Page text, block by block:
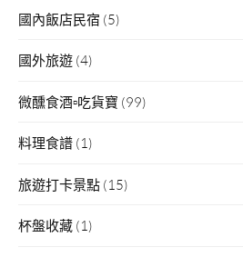
國內飯店民宿 (5)
國外旅遊 (4)
微醺食酒▫吃貨寶 (99)
料理食譜 (1)
旅遊打卡景點 (15)
杯盤收藏 (1)